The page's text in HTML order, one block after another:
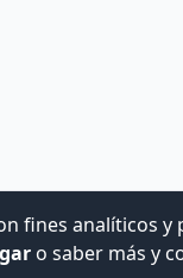
©
fines analíticos
o saber más y